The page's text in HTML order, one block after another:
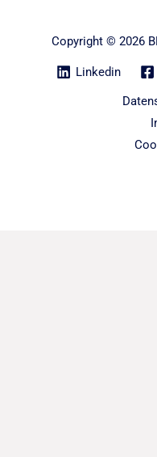
Copyright © 2026
Linkedin